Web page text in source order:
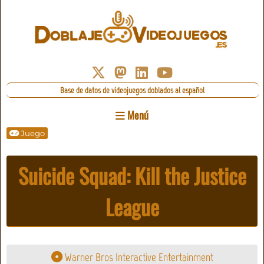
Base de datos de videojuegos doblados al español
Menú
Juego
Suicide Squad: Kill the Justice
League
Warner Bros Interactive Entertainment